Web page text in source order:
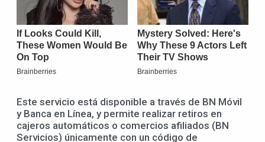
Este servicio está disponible a través de BN Móvil
y Banca en Línea, y permite realizar retiros en
cajeros automáticos o comercios afiliados (BN
Servicios) únicamente con un código de